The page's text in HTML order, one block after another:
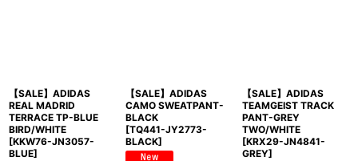
【SALE】ADIDAS
REAL MADRID
TERRACE TP-BLUE
BIRD/WHITE
[KKW76-JN3057-
BLUE]
【SALE】ADIDAS
CAMO SWEATPANT-
BLACK
[TQ441-JY2773-
BLACK]
【SALE】ADIDAS
TEAMGEIST TRACK
PANT-GREY
TWO/WHITE
[KRX29-JN4841-
GREY]